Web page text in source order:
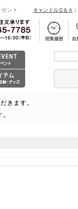
ント キャンドルＱ＆Ａ ｜
きます。